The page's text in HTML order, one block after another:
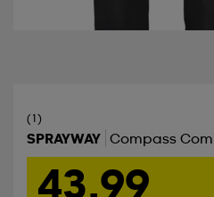
(1)
SPRAYWAY Compass
43,99